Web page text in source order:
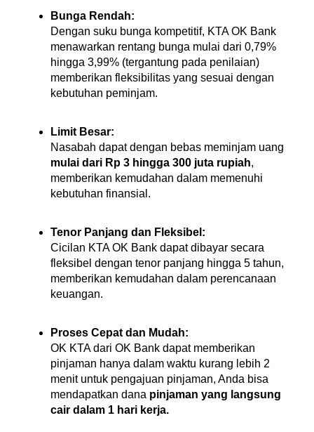
Bunga Rendah:
Dengan suku bunga kompetitif, KTA OK Bank
menawarkan rentang bunga mulai dari 0,79%
hingga 3,99% (tergantung pada penilaian)
memberikan fleksibilitas yang sesuai dengan
kebutuhan peminjam.
Limit Besar:
mulai dari Rp 3 hingga 300 juta rupiah,
memberikan kemudahan dalam memenuhi
kebutuhan finansial.
Tenor Panjang dan Fleksibel:
Cicilan KTA OK Bank dapat dibayar secara
fleksibel dengan tenor panjang hingga 5 tahun,
memberikan kemudahan dalam perencanaan
keuangan.
Proses Cepat dan Mudah:
OK KTA dari OK Bank dapat memberikan
pinjaman hanya dalam waktu kurang lebih 2
menit untuk pengajuan pinjaman, Anda bisa
mendapatkan dana pinjaman yang langsung
cair dalam 1 hari kerja.